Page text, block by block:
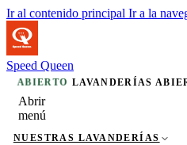
Ir al contenido principal Ir a la
Speed Queen
ABIERTO LAVANDERÍAS
Abrir
menú
NUESTRAS LAVANDERÍAS